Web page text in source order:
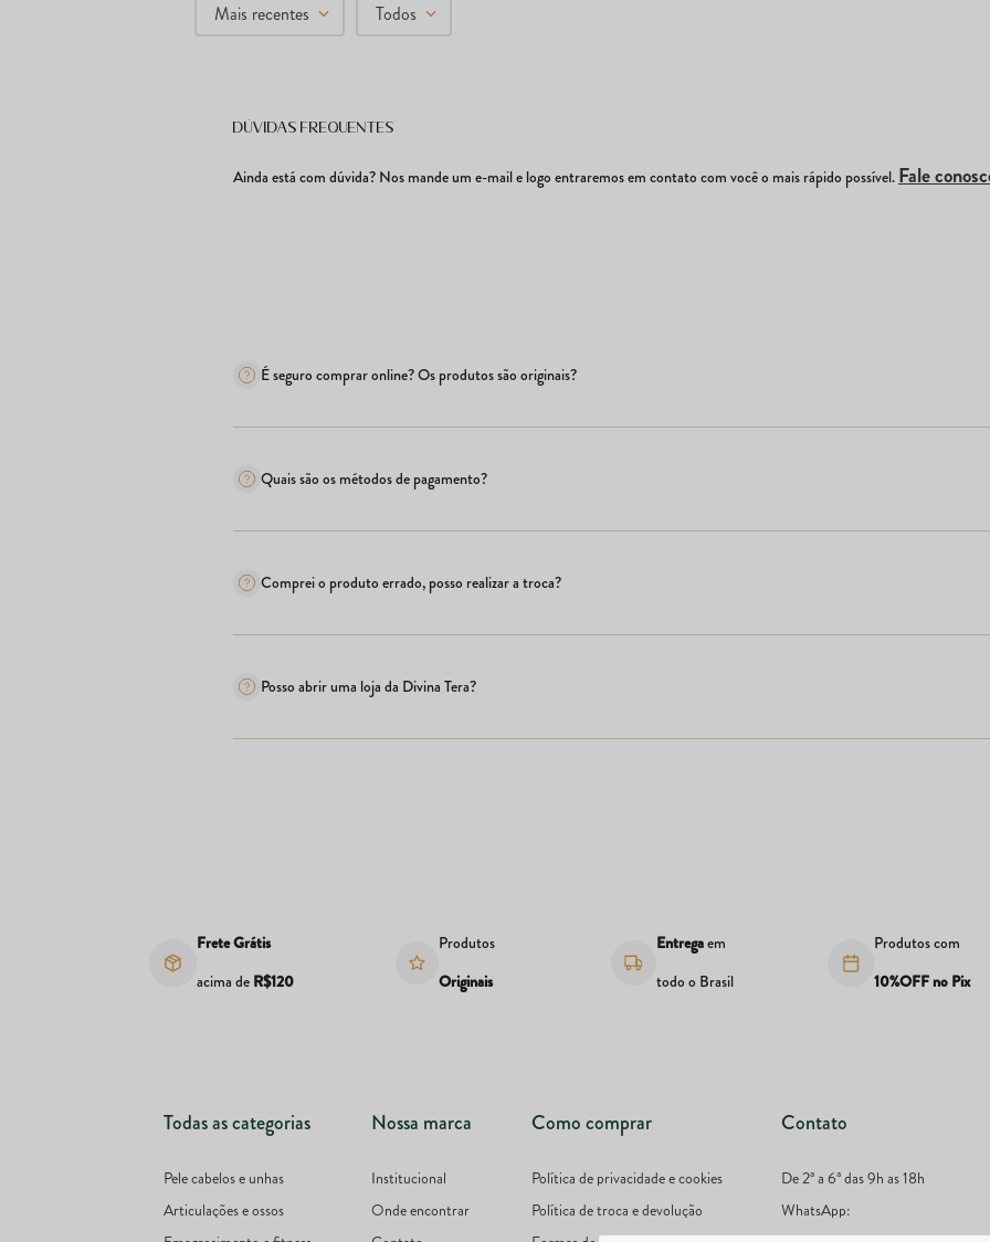
Mais recentes Todos
Dúvidas frequentes
Ainda está com dúvida? Nos mande um e-mail e logo entraremos em contato com você o mais rápido possível.Fale
É seguro comprar online? Os produtos são originais?
Quais são os métodos de pagamento?
Comprei o produto errado, posso realizar a troca?
Posso abrir uma loja da Divina Tera?
Frete Grátis
acima de R$120
Produtos
Originais
Entregaem
todo o Brasil
Produtos com
10%OFF no Pix
Todas as categorias
Pele cabelos e unhas
Articulações e ossos
Nossa marca
Institucional
Onde encontrar
Como comprar
Política de privacidade e cookies
Política de troca e devolução
Contato
De 2ª a 6ª das 9h as 18h
WhatsApp: